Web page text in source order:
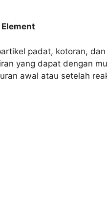
padat, kotoran,
yang dapat dengan
awal atau setelah